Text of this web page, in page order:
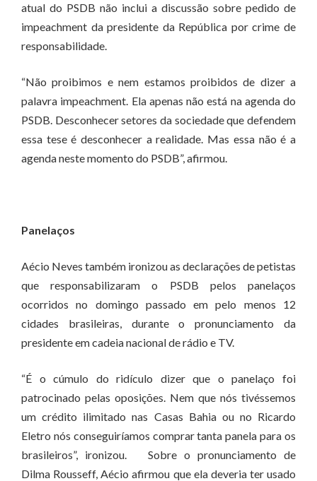
atual do PSDB não inclui a discussão sobre pedido de
impeachment da presidente da República por crime de
responsabilidade.
“Não proibimos e nem estamos proibidos de dizer a
palavra impeachment. Ela apenas não está na agenda do
PSDB. Desconhecer setores da sociedade que defendem
essa tese é desconhecer a realidade. Mas essa não é a
agenda neste momento do PSDB”, afirmou.
Panelaços
Aécio Neves também ironizou as declarações de petistas
que responsabilizaram o PSDB pelos panelaços
ocorridos no domingo passado em pelo menos 12
cidades brasileiras, durante o pronunciamento da
presidente em cadeia nacional de rádio e TV.
“É o cúmulo do ridículo dizer que o panelaço foi
patrocinado pelas oposições. Nem que nós tivéssemos
um crédito ilimitado nas Casas Bahia ou no Ricardo
Eletro nós conseguiríamos comprar tanta panela para os
brasileiros”, ironizou. Sobre o pronunciamento de
Dilma Rousseff, Aécio afirmou que ela deveria ter usado